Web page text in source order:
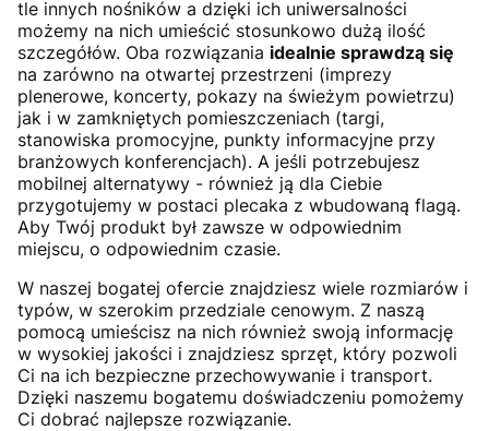
tle innych nośników a dzięki ich uniwersalności
możemy na nich umieścić stosunkowo dużą ilość
szczegółów. Oba rozwiązania idealnie sprawdzą się
na zarówno na otwartej przestrzeni (imprezy
plenerowe, koncerty, pokazy na świeżym powietrzu)
jak i w zamkniętych pomieszczeniach (targi,
stanowiska promocyjne, punkty informacyjne przy
branżowych konferencjach). A jeśli potrzebujesz
mobilnej alternatywy - również ją dla Ciebie
przygotujemy w postaci plecaka z wbudowaną flagą.
Aby Twój produkt był zawsze w odpowiednim
miejscu, o odpowiednim czasie.
W naszej bogatej ofercie znajdziesz wiele rozmiarów i
typów, w szerokim przedziale cenowym. Z naszą
pomocą umieścisz na nich również swoją informację
w wysokiej jakości i znajdziesz sprzęt, który pozwoli
Ci na ich bezpieczne przechowywanie i transport.
Dzięki naszemu bogatemu doświadczeniu pomożemy
Ci dobrać najlepsze rozwiązanie.